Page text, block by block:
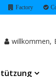
Factory
willkommen,